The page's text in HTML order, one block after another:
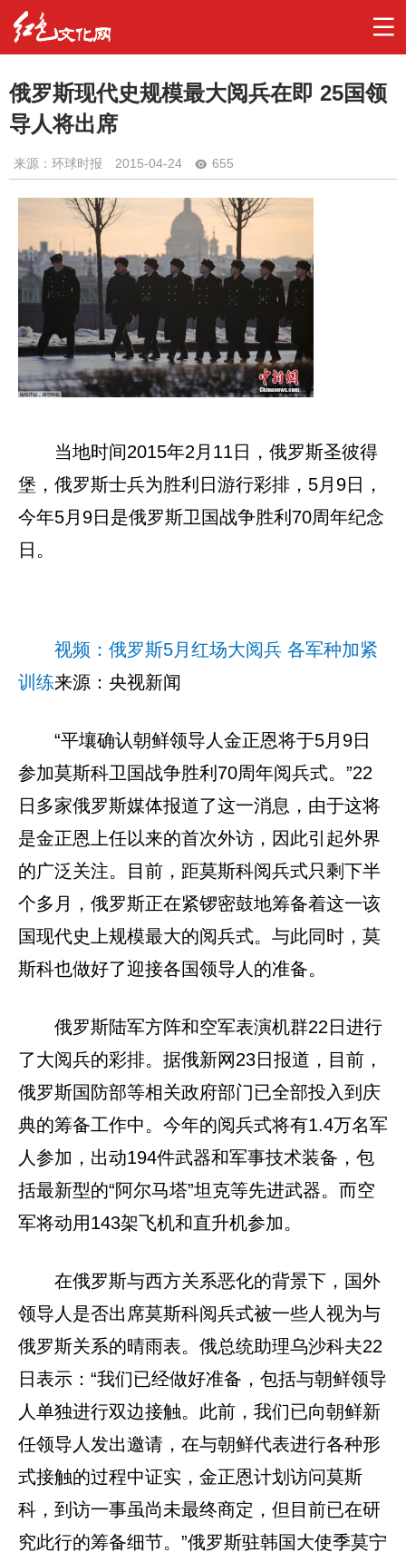
俄罗斯现代史规模最大阅兵在即 25国领
导人将出席
来源：环球时报 2015-04-24 655
当地时间2015年2月11日，俄罗斯圣彼得
堡，俄罗斯士兵为胜利日游行彩排，5月9日，
今年5月9日是俄罗斯卫国战争胜利70周年纪念
日。
视频：俄罗斯5月红场大阅兵 各军种加紧
训练来源：央视新闻
“平壤确认朝鲜领导人金正恩将于5月9日
参加莫斯科卫国战争胜利70周年阅兵式。”22
日多家俄罗斯媒体报道了这一消息，由于这将
是金正恩上任以来的首次外访，因此引起外界
的广泛关注。目前，距莫斯科阅兵式只剩下半
个多月，俄罗斯正在紧锣密鼓地筹备着这一该
国现代史上规模最大的阅兵式。与此同时，莫
斯科也做好了迎接各国领导人的准备。
俄罗斯陆军方阵和空军表演机群22日进行
了大阅兵的彩排。据俄新网23日报道，目前，
俄罗斯国防部等相关政府部门已全部投入到庆
典的筹备工作中。今年的阅兵式将有1.4万名军
人参加，出动194件武器和军事技术装备，包
括最新型的“阿尔马塔”坦克等先进武器。而空
军将动用143架飞机和直升机参加。
在俄罗斯与西方关系恶化的背景下，国外
领导人是否出席莫斯科阅兵式被一些人视为与
俄罗斯关系的晴雨表。俄总统助理乌沙科夫22
日表示：“我们已经做好准备，包括与朝鲜领导
人单独进行双边接触。此前，我们已向朝鲜新
任领导人发出邀请，在与朝鲜代表进行各种形
式接触的过程中证实，金正恩计划访问莫斯
科，到访一事虽尚未最终商定，但目前已在研
究此行的筹备细节。”俄罗斯驻韩国大使季莫宁